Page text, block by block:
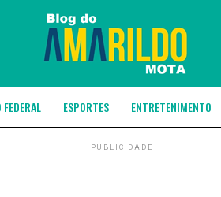
ESPORTES ENTRETENIMENTO
PUBLICIDADE